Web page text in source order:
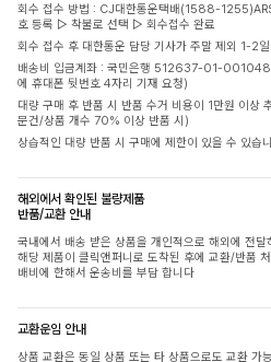
회수 접수 방법 : CJ대한통운택배(1588-
호 등록 ▷ 착불로 선택 ▷ 회수접수 완료
회수 접수 후 대한통운 담당 기사가 주말 제외 1-2
배송비 입금계좌 : 국민은행 512637-01-001048
에 휴대폰 뒷번호 4자리 기재 요청)
대량 구매 후 반품 시 반품 수거 비용이 1만원 이상
문건/상품 개수 70% 이상 반품 시)
상습적인 대량 반품 시 구매에 제한이 있을 수 있습
해외에서 확인된 불량제품
반품/교환 안내
국내에서 배송 받은 상품을 개인적으로 해외에 전
해당 제품이 클릭앤퍼니로 도착된 후에 교환/반품
배비에 한해서 운송비를 부담 합니다
교환운임 안내
상품 교환은 동일 상품 또는 타 상품으로도 교환